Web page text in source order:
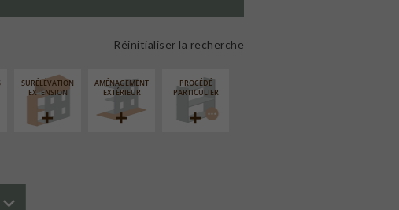
Réinitialiser la recherche
SURÉLÉVATION
EXTENSION
AMÉNAGEMENT
EXTÉRIEUR
PROCÉDÉ
PARTICULIER